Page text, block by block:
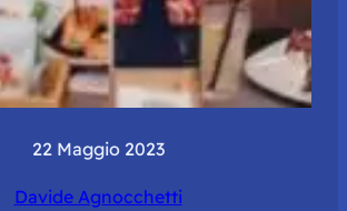
22 Maggio 2023
Davide Agnocchetti